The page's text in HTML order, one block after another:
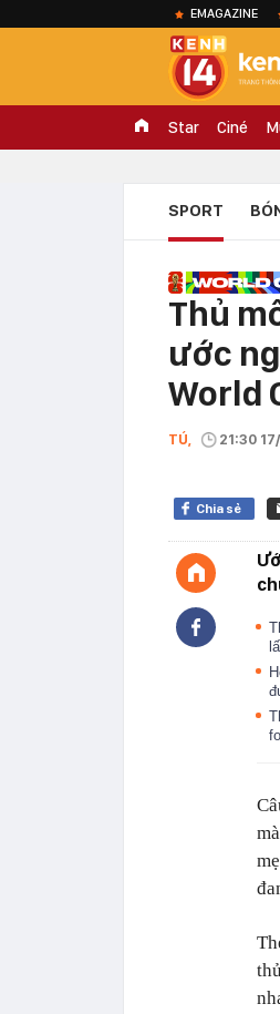
EMAGAZINE
Star Ciné
SPORT
Thủ
ước
World
TÚ, 21:30
Chia sẻ